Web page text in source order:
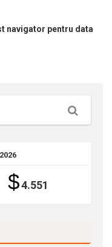
navigator pentru data
Căutare
$4.551